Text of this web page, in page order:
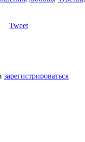
Tweet
зарегистрироваться